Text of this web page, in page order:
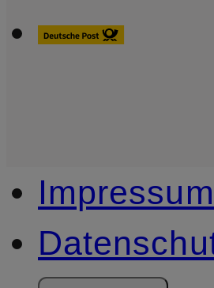
Impressum